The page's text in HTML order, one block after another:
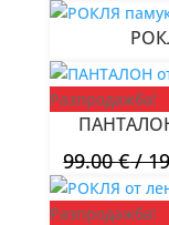
Разпродажба!
99.00€/
Разпродажба!